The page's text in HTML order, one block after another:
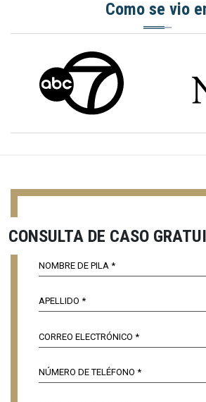
Como se vio
CONSULTA DE CASO